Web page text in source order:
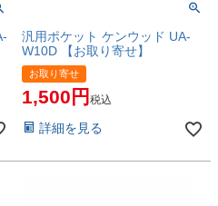
汎用ポケット ケンウッド UA-
W10D 【お取り寄せ】
お取り寄せ
1,500 税込
詳細を見る